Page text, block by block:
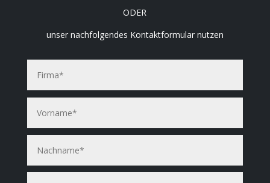
ODER
unser nachfolgendes Kontaktformular nutzen